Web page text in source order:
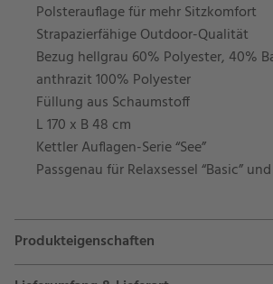
Polsterauflage für mehr Sitzkomfort
Strapazierfähige Outdoor-Qualität
Bezug hellgrau 60% Polyester, 40%
anthrazit 100% Polyester
Füllung aus Schaumstoff
L 170 x B 48 cm
Kettler Auflagen-Serie “See”
Passgenau für Relaxsessel “Basic” und
Produkteigenschaften